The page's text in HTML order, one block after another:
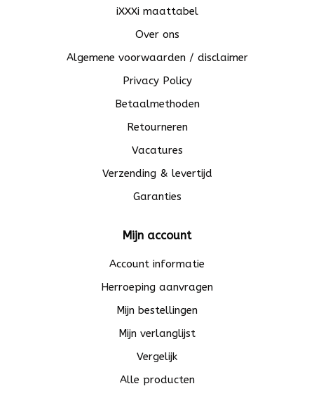
iXXXi maattabel
Over ons
Algemene voorwaarden / disclaimer
Privacy Policy
Betaalmethoden
Retourneren
Vacatures
Verzending & levertijd
Garanties
Mijn account
Account informatie
Herroeping aanvragen
Mijn bestellingen
Mijn verlanglijst
Vergelijk
Alle producten